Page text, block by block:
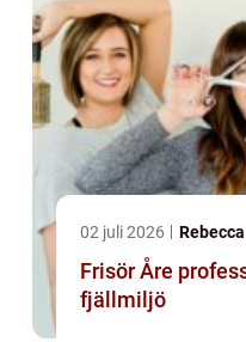
02 juli 2026
Frisör Åre professionell hårvård i
fjällmiljö